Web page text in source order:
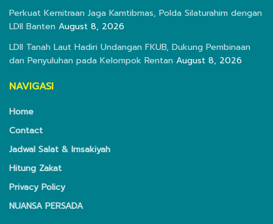
Perkuat Kemitraan Jaga Kamtibmas, Polda Silaturahim dengan
LDII Banten August 8, 2026
LDII Tanah Laut Hadiri Undangan FKUB, Dukung Pembinaan
dan Penyuluhan pada Kelompok Rentan August 8, 2026
NAVIGASI
Home
Contact
Jadwal Salat & Imsakiyah
Hitung Zakat
Privacy Policy
NUANSA PERSADA